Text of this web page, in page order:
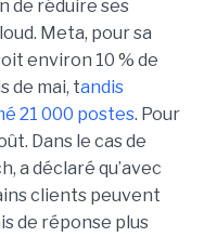
de réduire ses
Meta, pour sa
environ 10 % de
de mai, tandis
21 000 postes. Pour
Dans le cas de
a déclaré qu’avec
clients peuvent
de réponse plus